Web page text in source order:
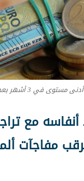
3 أشهر بعد تصريحات لاجارد
أنفاسه مع
مفاجآت